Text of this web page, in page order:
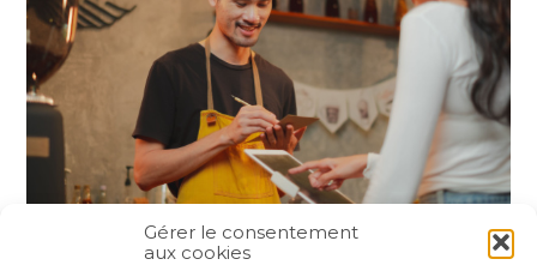
Gérer le consentement
aux cookies